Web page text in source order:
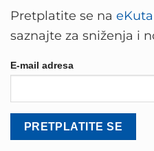
Pretplatite se na
saznajte za sniženja i
E-mail adresa